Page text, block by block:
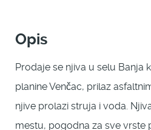
Opis
Prodaje se njiva u selu Banja
planine Venčac, prilaz
njive prolazi struja i voda.
mestu, pogodna za sve vrste